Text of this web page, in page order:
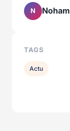
N Noham
TAGS
Actu